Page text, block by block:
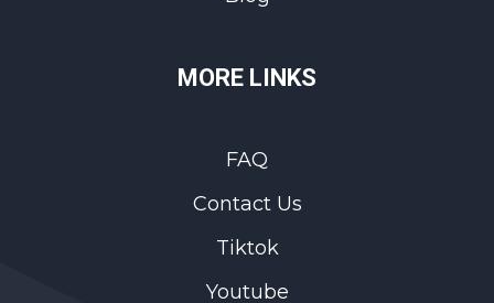
MORE LINKS
FAQ
Contact Us
Tiktok
Youtube